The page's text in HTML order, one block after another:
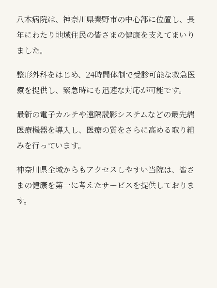
八木病院は、神奈川県秦野市の中心部に位置し、長
年にわたり地域住民の皆さまの健康を支えてまいり
ました。
整形外科をはじめ、24時間体制で受診可能な救急医
療を提供し、緊急時にも迅速な対応が可能です。
最新の電子カルテや遠隔読影システムなどの最先端
医療機器を導入し、医療の質をさらに高める取り組
みを行っています。
神奈川県全域からもアクセスしやすい当院は、皆さ
まの健康を第一に考えたサービスを提供しておりま
す。